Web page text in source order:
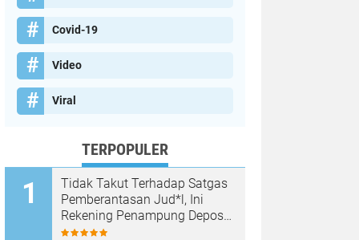
Covid-19
Video
Viral
TERPOPULER
Tidak Takut Terhadap Satgas
Pemberantasan Jud*l, Ini
Rekening Penampung Deposit
di Situs MENARA4D